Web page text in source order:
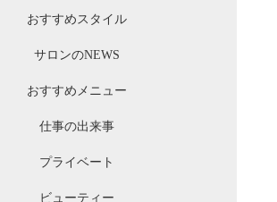
おすすめスタイル
サロンのNEWS
おすすめメニュー
仕事の出来事
プライベート
ビューティー